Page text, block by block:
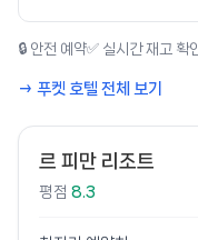
🔒 안전 예약✅ 실시간 재고 확인
→ 푸켓 호텔 전체 보기
르 피만 리조트
평점 8.3